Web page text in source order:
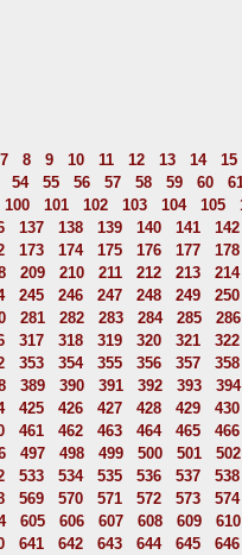
7 8 9 10 11 12 13 14 15
54 55 56 57 58 59 60
100 101 102 103 104 105
137 138 139 140 141 142
173 174 175 176 177 178
209 210 211 212 213 214
245 246 247 248 249 250
281 282 283 284 285 286
317 318 319 320 321 322
353 354 355 356 357 358
389 390 391 392 393 394
425 426 427 428 429 430
461 462 463 464 465 466
497 498 499 500 501 502
533 534 535 536 537 538
569 570 571 572 573 574
605 606 607 608 609 610
641 642 643 644 645 646